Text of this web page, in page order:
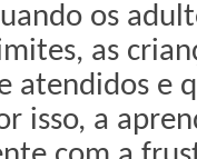
os
as
atendidos e
isso, a